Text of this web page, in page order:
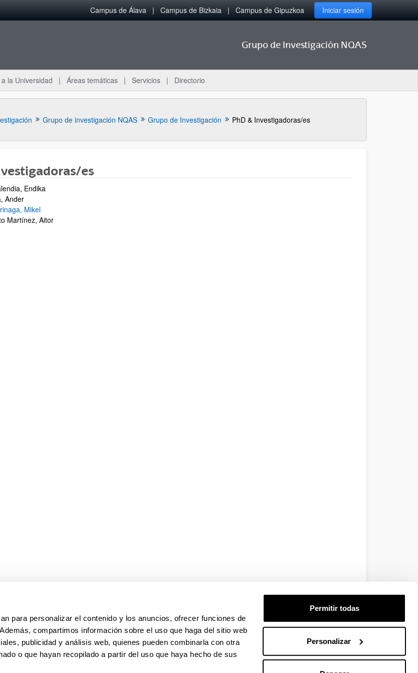
para personalizar el contenido y los anuncios, ofrecer funciones de
compartimos información sobre el uso que haga del sitio web
publicidad y análisis web, quienes pueden combinarla con otra
o que hayan recopilado a partir del uso que haya hecho de sus
Permitir todas
Personalizar
Campus de Álava Campus de Bizkaia Campus de Gipuzkoa Iniciar sesión
Grupo de Investigación NQAS
la Universidad Áreas temáticas Servicios Directorio
Grupo de investigación NQAS Grupo de Investigación PhD & Investigadoras/es
es
Endika
Ander
Mikel
Martínez, Aitor